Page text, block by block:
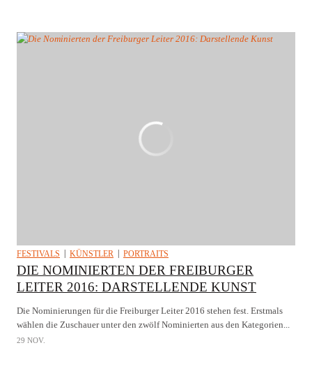
FESTIVALS KÜNSTLER PORTRAITS
DIE NOMINIERTEN DER FREIBURGER
LEITER 2016: DARSTELLENDE KUNST
Die Nominierungen für die Freiburger Leiter 2016 stehen fest. Erstmals
wählen die Zuschauer unter den zwölf Nominierten aus den Kategorien...
29 NOV.